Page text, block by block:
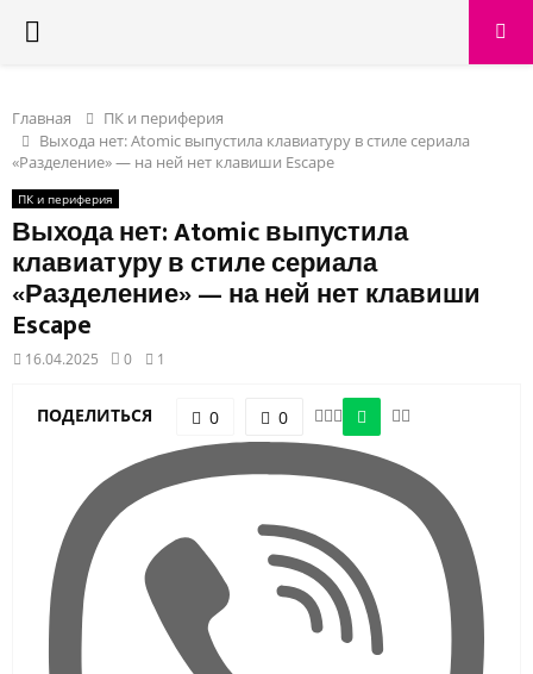
PRIMARY
Главная
ПК и периферия
Выхода нет: Atomic выпустила клавиатуру в стиле сериала
«Разделение» — на ней нет клавиши Escape
ПК и периферия
Выхода нет: Atomic выпустила
клавиатуру в стиле сериала
«Разделение» — на ней нет клавиши
Escape
16.04.2025 0 1
ПОДЕЛИТЬСЯ 0 0